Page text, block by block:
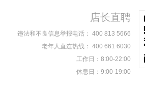
店长直聘
违法和不良信息举报电话： 400 813 5666
老年人直连热线： 400 661 6030
工作日：8:00-22:00
休息日：9:00-19:00